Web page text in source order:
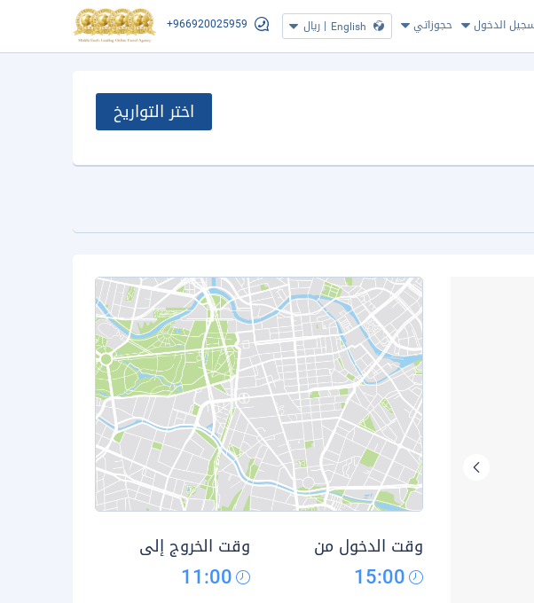
الدخول حجوزاتي English
| ريال +966920025959
اختر التواريخ
وقت الدخول من
15:00
وقت الخروج إلى
11:00